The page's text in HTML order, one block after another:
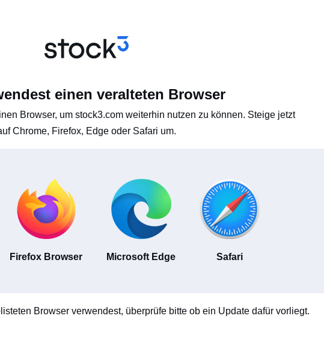
einen veralteten Browser
Browser, um stock3.com weiterhin nutzen zu können. Steige jetzt
Chrome, Firefox, Edge oder Safari um.
Firefox Browser Microsoft Edge Safari
Browser verwendest, überprüfe bitte ob ein Update dafür vorliegt.